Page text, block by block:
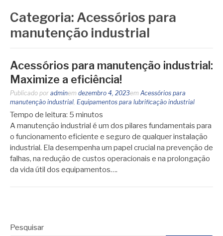
Categoria: Acessórios para
manutenção industrial
Acessórios para manutenção industrial:
Maximize a eficiência!
Publicado por adminem dezembro 4, 2023em Acessórios para
manutenção industrial, Equipamentos para lubrificação industrial
Tempo de leitura: 5 minutos
A manutenção industrial é um dos pilares fundamentais para
o funcionamento eficiente e seguro de qualquer instalação
industrial. Ela desempenha um papel crucial na prevenção de
falhas, na redução de custos operacionais e na prolongação
da vida útil dos equipamentos….
Pesquisar